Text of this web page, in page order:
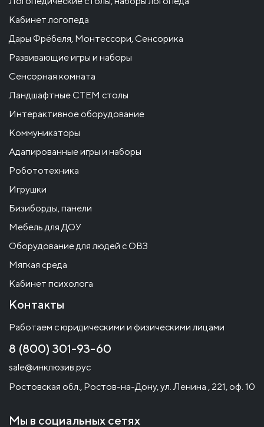
Кабинет логопеда
Дары Фрёбеля, Монтессори, Сенсорика
Развивающие игры и наборы
Сенсорная комната
Ландшафтные СТЕМ столы
Интерактивное оборудование
Коммуникаторы
Адапированные игры и наборы
Робототехника
Игрушки
Бизиборды, панели
Мебель для ДОУ
Оборудование для людей с ОВЗ
Мягкая среда
Кабинет психолога
Контакты
Работаем с юридическими и физическими лицами
8 (800) 301-93-60
sale@инклюзив.рус
Ростовская обл., Ростов-на-Дону, ул. Ленина , 221, оф. 10
Мы в социальных сетях